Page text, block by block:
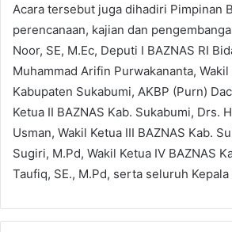
Acara tersebut juga dihadiri Pimpinan
perencanaan, kajian dan
Noor, SE, M.Ec, Deputi I BAZNAS RI
Muhammad Arifin Purwakananta, Wakil
Kabupaten Sukabumi, AKBP (Purn)
Ketua II BAZNAS Kab. Sukabumi, Drs.
Usman, Wakil Ketua III BAZNAS Kab.
Sugiri, M.Pd, Wakil Ketua IV BAZNAS
Taufiq, SE., M.Pd, serta seluruh